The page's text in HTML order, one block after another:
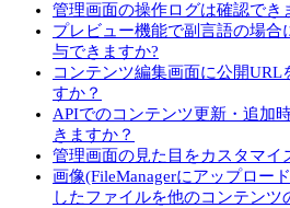
管理画面の操作ログは確認でき
プレビュー機能で副言語の場合
与できますか?
コンテンツ編集画面に公開URL
すか？
APIでのコンテンツ更新・追加
きますか？
管理画面の見た目をカスタマイ
画像(FileManagerにアップロー
したファイルを他のコンテン